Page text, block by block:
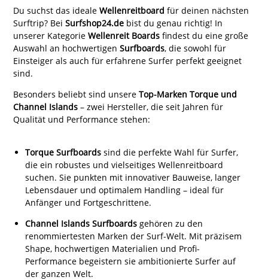
Du suchst das ideale Wellenreitboard für deinen nächsten
Surftrip? Bei Surfshop24.debist du genau richtig! In
unserer Kategorie Wellenreit Boardsfindest du eine große
Auswahl an hochwertigen Surfboards, die sowohl für
Einsteiger als auch für erfahrene Surfer perfekt geeignet
sind.
Besonders beliebt sind unsere Top-Marken Torque und
Channel Islands– zwei Hersteller, die seit Jahren für
Qualität und Performance stehen:
Torque Surfboardssind die perfekte Wahl für Surfer,
die ein robustes und vielseitiges Wellenreitboard
suchen. Sie punkten mit innovativer Bauweise, langer
Lebensdauer und optimalem Handling – ideal für
Anfänger und Fortgeschrittene.
Channel Islands Surfboardsgehören zu den
renommiertesten Marken der Surf-Welt. Mit präzisem
Shape, hochwertigen Materialien und Profi-
Performance begeistern sie ambitionierte Surfer auf
der ganzen Welt.